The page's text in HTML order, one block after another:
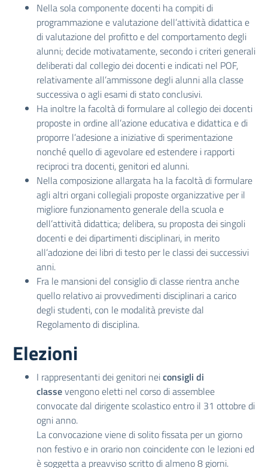
Nella sola componente docenti ha compiti di
programmazione e valutazione dell’attività didattica e
di valutazione del profitto e del comportamento degli
alunni; decide motivatamente, secondo i criteri generali
deliberati dal collegio dei docenti e indicati nel POF,
relativamente all’ammissone degli alunni alla classe
successiva o agli esami di stato conclusivi.
Ha inoltre la facoltà di formulare al collegio dei docenti
proposte in ordine all’azione educativa e didattica e di
proporre l’adesione a iniziative di sperimentazione
nonché quello di agevolare ed estendere i rapporti
reciproci tra docenti, genitori ed alunni.
Nella composizione allargata ha la facoltà di formulare
agli altri organi collegiali proposte organizzative per il
migliore funzionamento generale della scuola e
dell’attività didattica; delibera, su proposta dei singoli
docenti e dei dipartimenti disciplinari, in merito
all’adozione dei libri di testo per le classi dei successivi
anni.
Fra le mansioni del consiglio di classe rientra anche
quello relativo ai provvedimenti disciplinari a carico
degli studenti, con le modalità previste dal
Regolamento di disciplina.
Elezioni
I rappresentanti dei genitori neiconsigli di
classevengono eletti nel corso di assemblee
convocate dal dirigente scolastico entro il 31 ottobre di
ogni anno.
La convocazione viene di solito fissata per un giorno
non festivo e in orario non coincidente con le lezioni ed
è soggetta a preavviso scritto di almeno 8 giorni.